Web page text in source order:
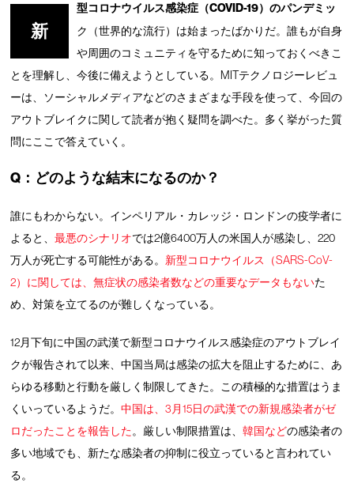
新
型コロナウイルス感染症（COVID-19）のパンデミッ
ク（世界的な流行）は始まったばかりだ。誰もが自身
や周囲のコミュニティを守るために知っておくべきこ
とを理解し、今後に備えようとしている。MITテクノロジーレビュ
ーは、ソーシャルメディアなどのさまざまな手段を使って、今回の
アウトブレイクに関して読者が抱く疑問を調べた。多く挙がった質
問にここで答えていく。
Q：どのような結末になるのか？
誰にもわからない。インペリアル・カレッジ・ロンドンの疫学者に
よると、最悪のシナリオでは2億6400万人の米国人が感染し、220
万人が死亡する可能性がある。 新型コロナウイルス（SARS-CoV-
2）に関しては、無症状の感染者数などの重要なデータもないた
め、対策を立てるのが難しくなっている。
12月下旬に中国の武漢で新型コロナウイルス感染症のアウトブレイ
クが報告されて以来、中国当局は感染の拡大を阻止するために、あ
らゆる移動と行動を厳しく制限してきた。この積極的な措置はうま
くいっているようだ。中国は、3月15日の武漢での新規感染者がゼ
ロだったことを報告した。厳しい制限措置は、韓国などの感染者の
多い地域でも、新たな感染者の抑制に役立っていると言われてい
る。